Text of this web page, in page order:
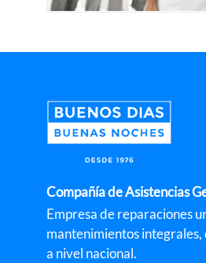
Compañía de Asistencias
Empresa de reparaciones
mantenimientos
a nivel nacional.